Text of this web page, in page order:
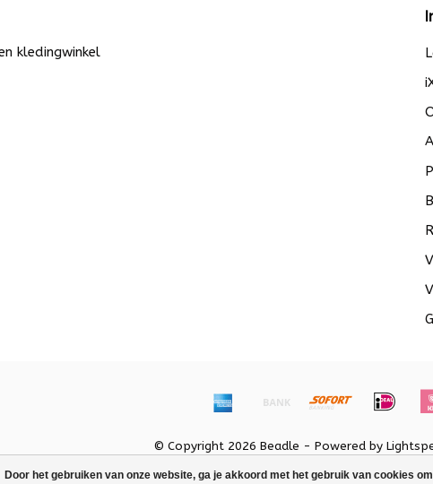
Door het gebruiken van onze website, ga je akkoord met het gebruik van cookies
kledingwinkel
© Copyright 2026 Beadle - Powered by